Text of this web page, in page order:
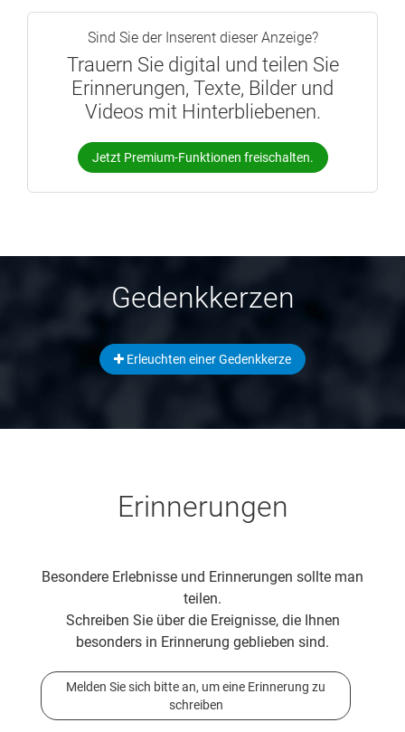
Sind Sie der Inserent dieser Anzeige?
Trauern Sie digital und teilen Sie
Erinnerungen, Texte, Bilder und
Videos mit Hinterbliebenen.
Jetzt Premium-Funktionen freischalten.
Gedenkkerzen
Erleuchten einer Gedenkkerze
Erinnerungen
Besondere Erlebnisse und Erinnerungen sollte man
teilen.
Schreiben Sie über die Ereignisse, die Ihnen
besonders in Erinnerung geblieben sind.
Melden Sie sich bitte an, um eine Erinnerung zu
schreiben